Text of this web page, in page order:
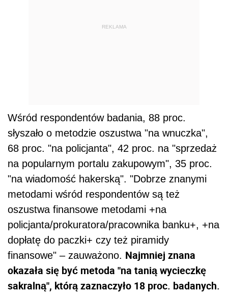
REKLAMA
Wśród respondentów badania, 88 proc.
słyszało o metodzie oszustwa "na wnuczka",
68 proc. "na policjanta", 42 proc. na "sprzedaż
na popularnym portalu zakupowym", 35 proc.
"na wiadomość hakerską". "Dobrze znanymi
metodami wśród respondentów są też
oszustwa finansowe metodami +na
policjanta/prokuratora/pracownika banku+, +na
dopłatę do paczki+ czy też piramidy
finansowe" – zauważono. Najmniej znana
okazała się być metoda "na tanią wycieczkę
sakralną", którą zaznaczyło 18 proc. badanych.